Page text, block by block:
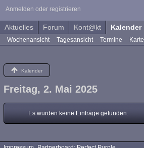
Anmelden oder registrieren
Aktuelles Forum Kont@kt Kalender
Wochenansicht Tagesansicht Termine Karte
Kalender
Freitag, 2. Mai 2025
Es wurden keine Einträge gefunden.